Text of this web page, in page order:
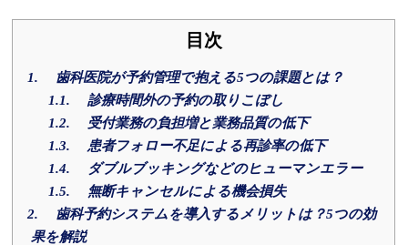
目次
1.
歯科医院が予約管理で抱える5つの課題とは？
1.1.
診療時間外の予約の取りこぼし
1.2.
受付業務の負担増と業務品質の低下
1.3.
患者フォロー不足による再診率の低下
1.4.
ダブルブッキングなどのヒューマンエラー
1.5.
無断キャンセルによる機会損失
2.
歯科予約システムを導入するメリットは？5つの効
果を解説